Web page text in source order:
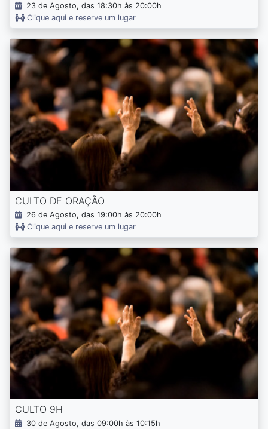
23 de Agosto, das 18:30h às 20:00h
Clique aqui e reserve um lugar
CULTO DE ORAÇÃO
26 de Agosto, das 19:00h às 20:00h
Clique aqui e reserve um lugar
CULTO 9H
30 de Agosto, das 09:00h às 10:15h